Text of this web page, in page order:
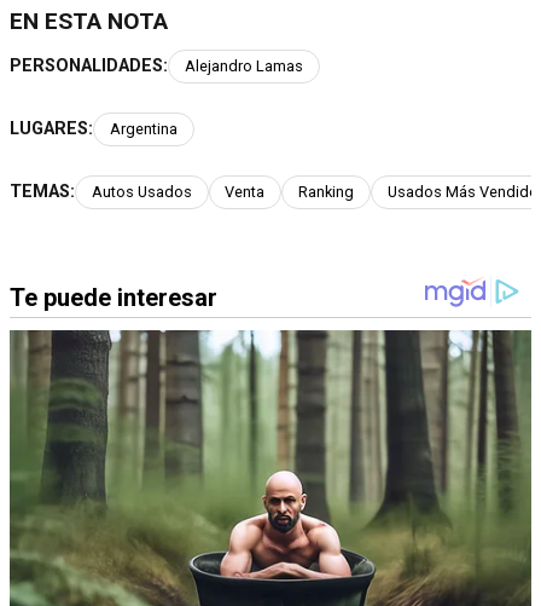
EN ESTA NOTA
PERSONALIDADES: Alejandro Lamas
LUGARES: Argentina
TEMAS: Autos Usados Venta Ranking Usados Más